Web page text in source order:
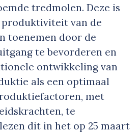
tredmolen. Deze is
produktiviteit van de
toenemen door de
te bevorderen en
ontwikkeling van
als een optimaal
met
te
dit in het op 25 maart